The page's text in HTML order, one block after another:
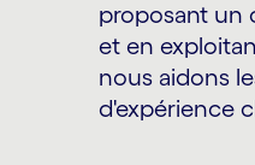
proposant un
et en
nous aidons
d'expérience